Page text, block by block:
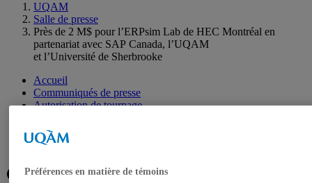
UQAM
Salle de presse
Près de 2 M$ pour l’ERPsim Lab de HEC Montréal en
partenariat avec SAP Canada, l’UQAM
et l’Université de Sherbrooke
Accueil
Communiqués de presse
Autorisation de tournage
À propos de l’UQAM
Plan du campus
Facebook
Twitter
Flux RSS
Préférences en matière de témoins